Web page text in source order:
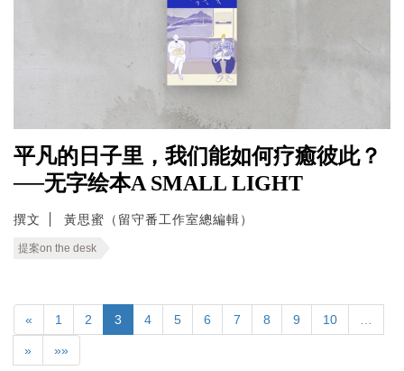
平凡的日子里，我们能如何疗癒彼此？
──无字绘本A SMALL LIGHT
撰文 黃思蜜（留守番工作室總編輯）
提案on the desk
« 1 2 3 4 5 6 7 8 9 10
» »»